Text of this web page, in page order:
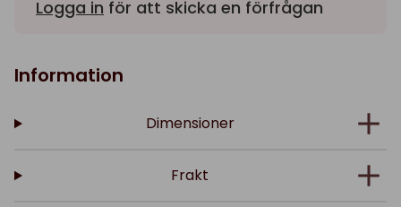
Logga in för att skicka en förfrågan
Information
Dimensioner
Frakt